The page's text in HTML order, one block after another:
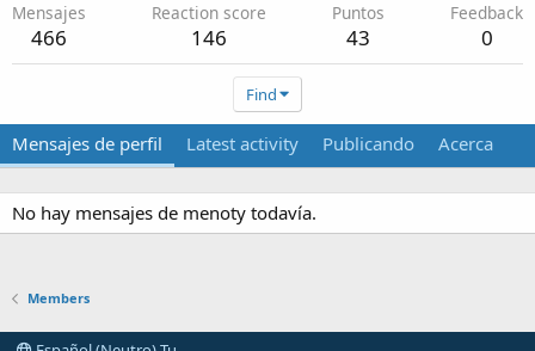
Mensajes
466
Reaction score
146
Puntos
43
Feedback
0
Find
Mensajes de perfil Latest activity Publicando Acerca
No hay mensajes de menoty todavía.
Members